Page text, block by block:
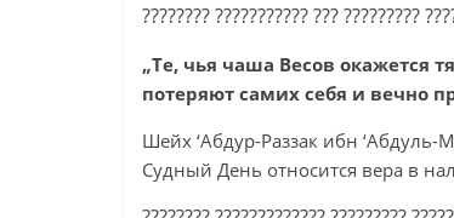
???????? ??????????? ??? ?????????
„Те, чья чаша Весов окажется
потеряют самих себя и вечно
Шейх ‘Абдур-Раззак ибн ‘Абдуль-
Судный День относится вера в